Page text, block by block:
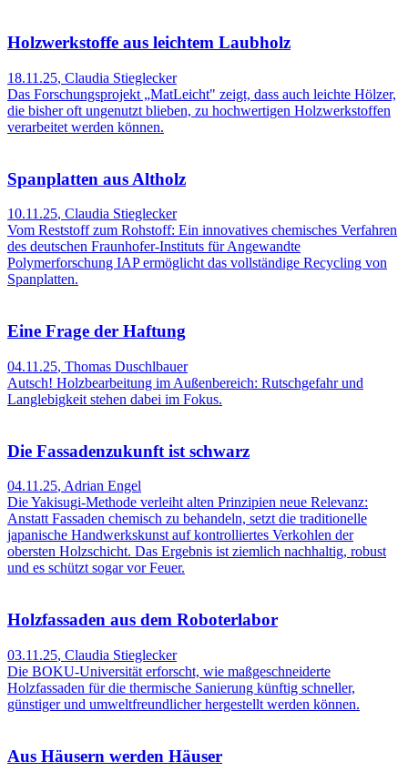
Holzwerkstoffe aus leichtem Laubholz
18.11.25, Claudia Stieglecker
Das Forschungsprojekt „MatLeicht" zeigt, dass auch leichte Hölzer,
die bisher oft ungenutzt blieben, zu hochwertigen Holzwerkstoffen
verarbeitet werden können.
Spanplatten aus Altholz
10.11.25, Claudia Stieglecker
Vom Reststoff zum Rohstoff: Ein innovatives chemisches Verfahren
des deutschen Fraunhofer-Instituts für Angewandte
Polymerforschung IAP ermöglicht das vollständige Recycling von
Spanplatten.
Eine Frage der Haftung
04.11.25, Thomas Duschlbauer
Autsch! Holzbearbeitung im Außenbereich: Rutschgefahr und
Langlebigkeit stehen dabei im Fokus.
Die Fassadenzukunft ist schwarz
04.11.25, Adrian Engel
Die Yakisugi-Methode verleiht alten Prinzipien neue Relevanz:
Anstatt Fassaden chemisch zu behandeln, setzt die traditionelle
japanische Handwerkskunst auf kontrolliertes Verkohlen der
obersten Holzschicht. Das Ergebnis ist ziemlich nachhaltig, robust
und es schützt sogar vor Feuer.
Holzfassaden aus dem Roboterlabor
03.11.25, Claudia Stieglecker
Die BOKU-Universität erforscht, wie maßgeschneiderte
Holzfassaden für die thermische Sanierung künftig schneller,
günstiger und umweltfreundlicher hergestellt werden können.
Aus Häusern werden Häuser